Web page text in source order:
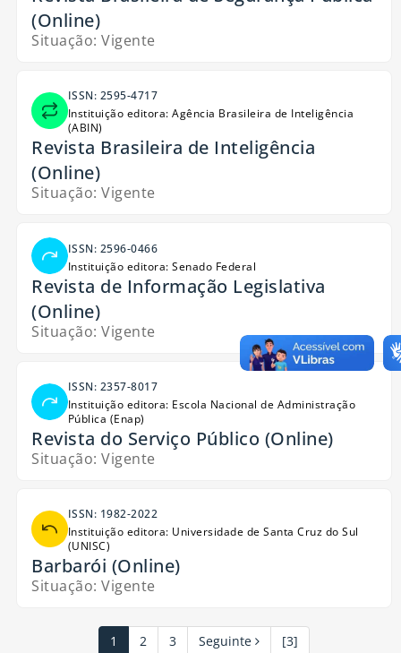
(Online)
Situação: Vigente
ISSN: 2595-4717
Instituição editora: Agência Brasileira de Inteligência
(ABIN)
Revista Brasileira de Inteligência
(Online)
Situação: Vigente
ISSN: 2596-0466
Instituição editora: Senado Federal
Revista de Informação Legislativa
(Online)
Situação: Vigente
ISSN: 2357-8017
Instituição editora: Escola Nacional de Administração
Pública (Enap)
Revista do Serviço Público (Online)
Situação: Vigente
ISSN: 1982-2022
Instituição editora: Universidade de Santa Cruz do Sul
(UNISC)
Barbarói (Online)
Situação: Vigente
1 2 3 Seguinte [3]